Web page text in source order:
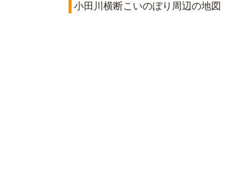
小田川横断こいのぼり周辺の地図